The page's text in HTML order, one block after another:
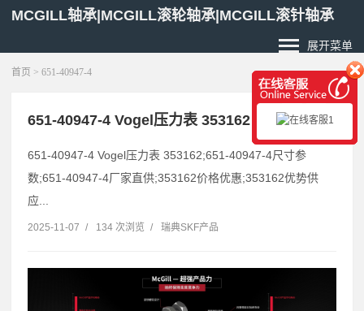
MCGILL轴承|MCGILL滚轮轴承|MCGILL滚针轴承
展开菜单
首页 > 651-40947-4
651-40947-4 Vogel压力表 353162
651-40947-4 Vogel压力表 353162;651-40947-4尺寸参
数;651-40947-4厂家直供;353162价格优惠;353162优势供
应...
2025-11-07 / 134 次浏览 / 瑞典SKF产品